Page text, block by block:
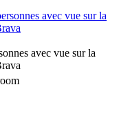
avec vue sur la